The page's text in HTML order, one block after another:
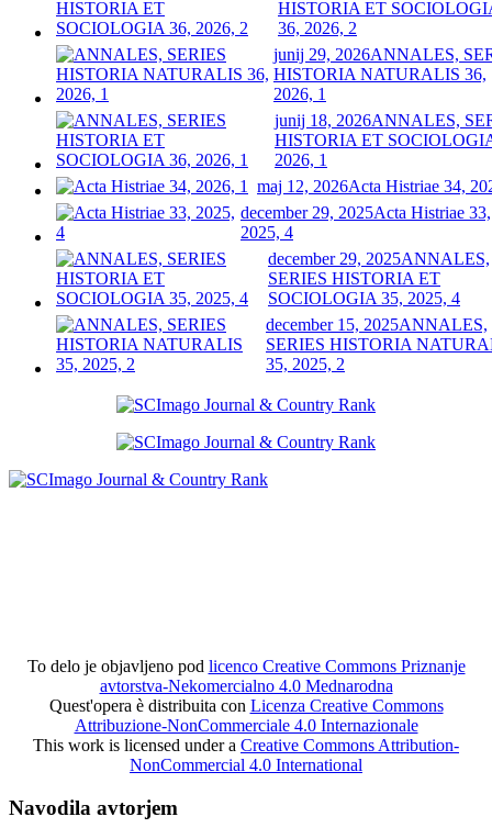
HISTORIA ET
36, 2026, 2
junij 29, 2026ANNALES,
HISTORIA NATURALIS 36,
2026, 1
junij 18, 2026ANNALES,
HISTORIA ET
2026, 1
maj 12, 2026Acta Histriae 34,
december 29, 2025Acta Histriae 33,
2025, 4
december 29, 2025ANNALES,
SERIES HISTORIA ET
SOCIOLOGIA 35, 2025, 4
december 15, 2025ANNALES,
SERIES HISTORIA
35, 2025, 2
To delo je objavljeno pod licenco Creative Commons Priznanje
avtorstva-Nekomercialno 4.0 Mednarodna
Quest'opera è distribuita con Licenza Creative Commons
Attribuzione-NonCommerciale 4.0 Internazionale
This work is licensed under a Creative Commons Attribution-
NonCommercial 4.0 International
Navodila avtorjem